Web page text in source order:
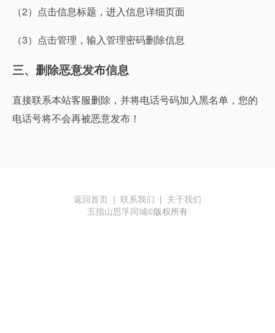
（2）点击信息标题，进入信息详细页面
（3）点击管理，输入管理密码删除信息
三、删除恶意发布信息
直接联系本站客服删除，并将电话号码加入黑名单，您的
电话号将不会再被恶意发布！
返回首页 | 联系我们 | 关于我们
五指山思孚同城©版权所有